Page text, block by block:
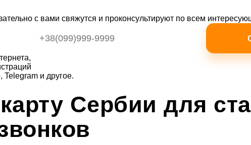
с вами свяжутся и проконсультируют по всем
и другое.
Сербии для